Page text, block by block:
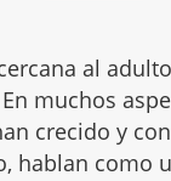
al
muchos
crecido y
hablan como